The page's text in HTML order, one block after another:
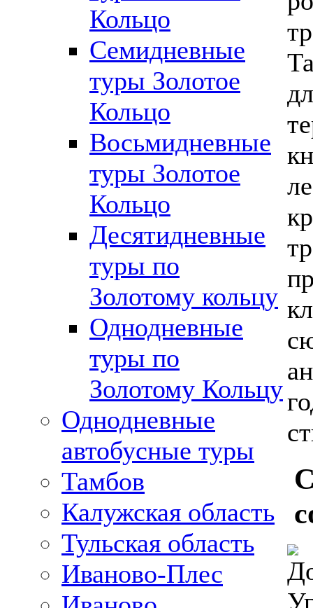
Кольцо
Семидневные
туры Золотое
Кольцо
Восьмидневные
туры Золотое
Кольцо
Десятидневные
туры по
Золотому кольцу
Однодневные
туры по
Золотому Кольцу
Однодневные
автобусные туры
Тамбов
Калужская область
Тульская область
Иваново-Плес